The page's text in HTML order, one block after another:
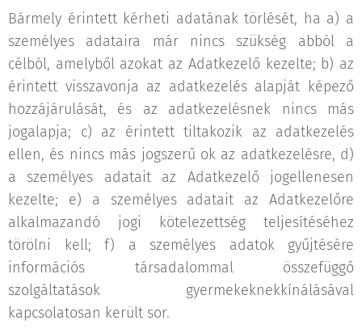
Bármely érintett kérheti adatának törlését, ha a) a
személyes adataira már nincs szükség abból a
célból, amelyből azokat az Adatkezelő kezelte; b) az
érintett visszavonja az adatkezelés alapját képező
hozzájárulását, és az adatkezelésnek nincs más
jogalapja; c) az érintett tiltakozik az adatkezelés
ellen, és nincs más jogszerű ok az adatkezelésre, d)
a személyes adatait az Adatkezelő jogellenesen
kezelte; e) a személyes adatait az Adatkezelőre
alkalmazandó jogi kötelezettség teljesítéséhez
törölni kell; f) a személyes adatok gyűjtésére
információs társadalommal összefüggő
szolgáltatások gyermekeknekkínálásával
kapcsolatosan került sor.